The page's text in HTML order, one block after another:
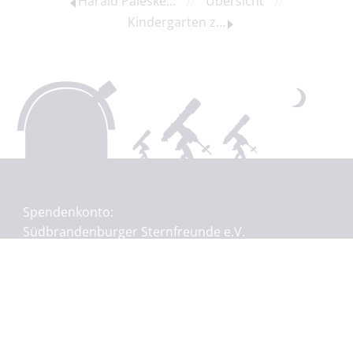
Kindergarten zu Besuch auf der Astrowiese
Spendenkonto:
Südbrandenburger Sternfreunde e.V.